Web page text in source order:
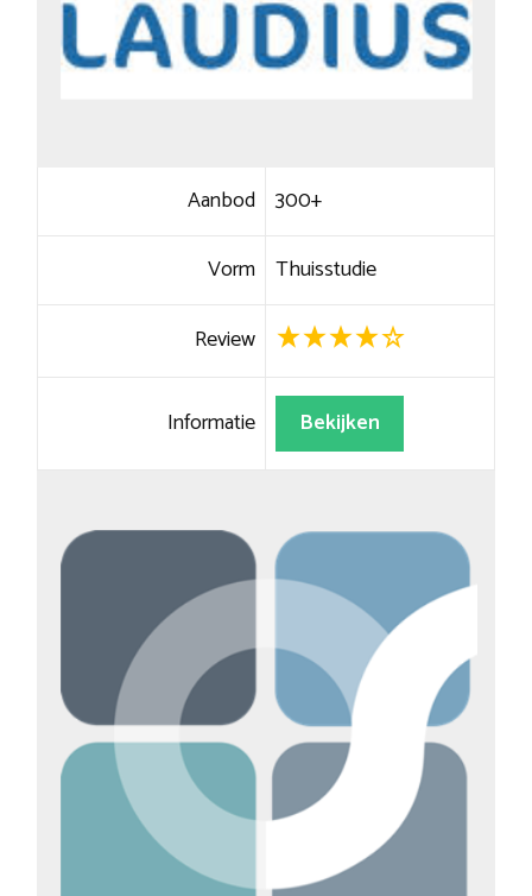
Aanbod 300+
Vorm Thuisstudie
Review
Informatie Bekijken